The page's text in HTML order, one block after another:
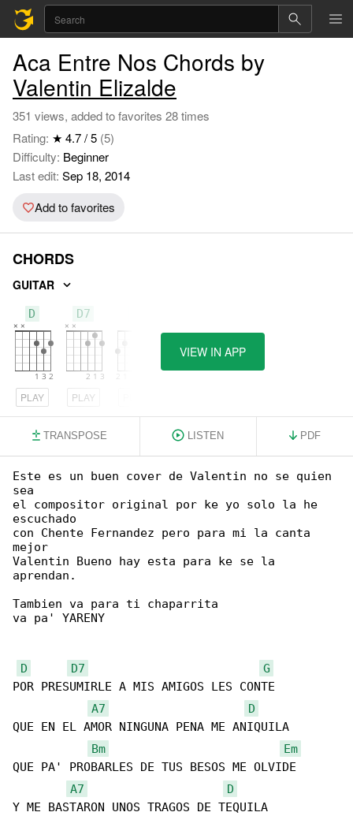
Aca Entre Nos Chords by
Valentin Elizalde
351 views, added to favorites 28 times
Rating: ★ 4.7 / 5 (5)
Difficulty: Beginner
Last edit: Sep 18, 2014
Add to favorites
CHORDS
GUITAR
D
PLAY
D7
PLAY
VIEW IN APP
TRANSPOSE LISTEN PDF
Este es un buen cover de Valentin no se quien
sea
el compositor original por ke yo solo la he
escuchado
con Chente Fernandez pero para mi la canta
mejor
Valentin Bueno hay esta para ke se la
aprendan.
Tambien va para ti chaparrita
va pa' YARENY
D D7
G
POR PRESUMIRLE A MIS AMIGOS LES CONTE
A7
D
QUE EN EL AMOR NINGUNA PENA ME ANIQUILA
Bm
Em
QUE PA' PROBARLES DE TUS BESOS ME OLVIDE
A7
D